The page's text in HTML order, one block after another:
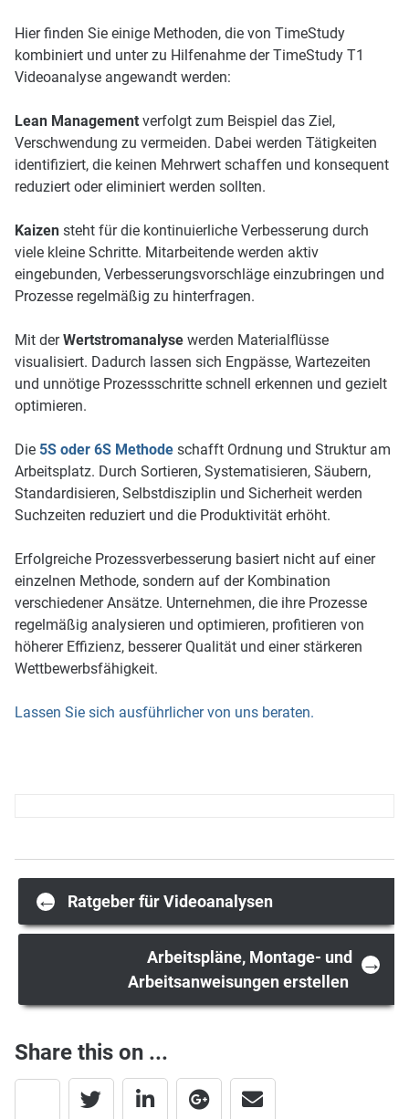
Hier finden Sie einige Methoden, die von TimeStudy
kombiniert und unter zu Hilfenahme der TimeStudy T1
Videoanalyse angewandt werden:
Lean Managementverfolgt zum Beispiel das Ziel,
Verschwendung zu vermeiden. Dabei werden Tätigkeiten
identifiziert, die keinen Mehrwert schaffen und konsequent
reduziert oder eliminiert werden sollten.
Kaizensteht für die kontinuierliche Verbesserung durch
viele kleine Schritte. Mitarbeitende werden aktiv
eingebunden, Verbesserungsvorschläge einzubringen und
Prozesse regelmäßig zu hinterfragen.
Mit derWertstromanalysewerden Materialflüsse
visualisiert. Dadurch lassen sich Engpässe, Wartezeiten
und unnötige Prozessschritte schnell erkennen und gezielt
optimieren.
Die 5S oder 6S Methodeschafft Ordnung und Struktur am
Arbeitsplatz. Durch Sortieren, Systematisieren, Säubern,
Standardisieren, Selbstdisziplin und Sicherheit werden
Suchzeiten reduziert und die Produktivität erhöht.
Erfolgreiche Prozessverbesserung basiert nicht auf einer
einzelnen Methode, sondern auf der Kombination
verschiedener Ansätze. Unternehmen, die ihre Prozesse
regelmäßig analysieren und optimieren, profitieren von
höherer Effizienz, besserer Qualität und einer stärkeren
Wettbewerbsfähigkeit.
Lassen Sie sich ausführlicher von uns beraten.
Post
navigation
← Ratgeber für Videoanalysen
Arbeitspläne, Montage- und
Arbeitsanweisungen erstellen
→
Share this on ...